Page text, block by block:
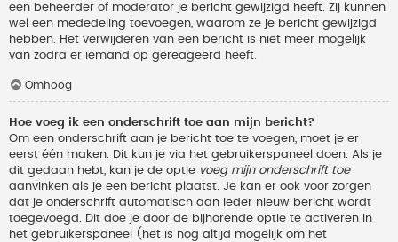
een beheerder of moderator je bericht gewijzigd heeft. Zij kunnen
wel een mededeling toevoegen, waarom ze je bericht gewijzigd
hebben. Het verwijderen van een bericht is niet meer mogelijk
van zodra er iemand op gereageerd heeft.
Omhoog
Hoe voeg ik een onderschrift toe aan mijn bericht?
Om een onderschrift aan je bericht toe te voegen, moet je er
eerst één maken. Dit kun je via het gebruikerspaneel doen. Als je
dit gedaan hebt, kan je de optie voeg mijn onderschrift toe
aanvinken als je een bericht plaatst. Je kan er ook voor zorgen
dat je onderschrift automatisch aan ieder nieuw bericht wordt
toegevoegd. Dit doe je door de bijhorende optie te activeren in
het gebruikerspaneel (het is nog altijd mogelijk om het